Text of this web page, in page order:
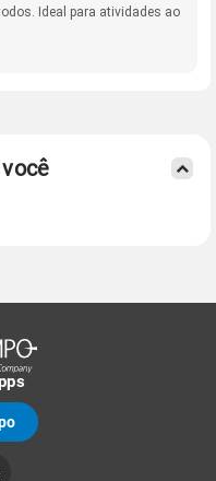
Ideal para atividades ao